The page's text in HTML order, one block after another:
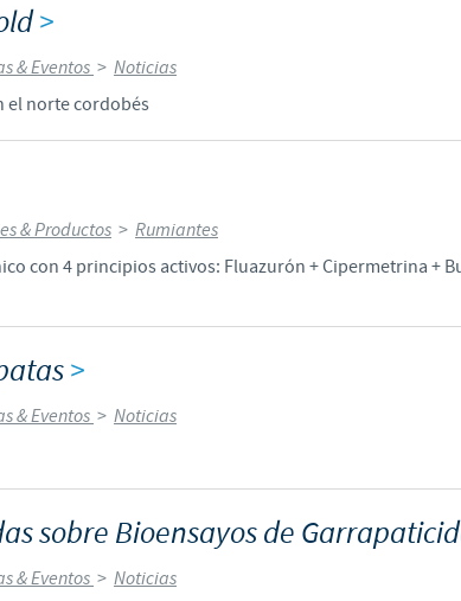
constraints and medical practices vary from country
provided on the site in which you enter may not
>
& Eventos > Noticias
el norte cordobés
& Productos > Rumiantes
con 4 principios activos: Fluazurón + Cipermetrina +
>
& Eventos > Noticias
sobre Bioensayos de
& Eventos > Noticias